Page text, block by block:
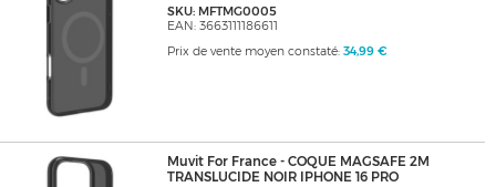
SKU: MFTMG0005
EAN: 3663111186611
Prix de vente moyen constaté: 34,99 €
Muvit For France - COQUE MAGSAFE 2M
TRANSLUCIDE NOIR IPHONE 16 PRO